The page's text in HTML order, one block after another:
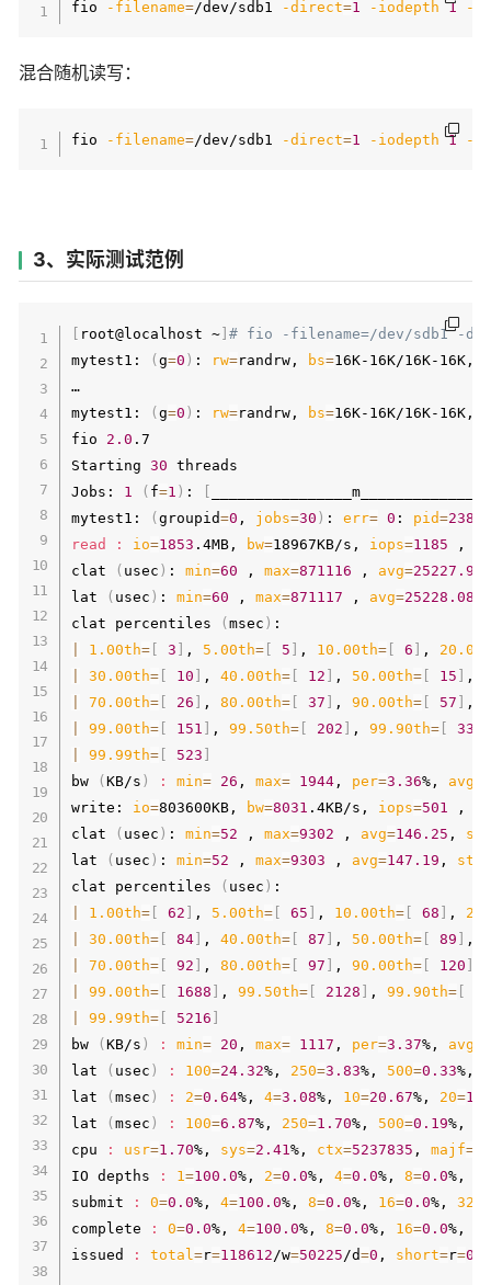
fio -filename=/dev/sdb1 -direct=1 -iodepth 1 -
混合随机读写：
fio -filename=/dev/sdb1 -direct=1 -iodepth 1 -
3、实际测试范例
root@localhost ~ ]# fio -filename=/dev/sdb1 -
mytest1:
(g=0 ) : rw=randrw, bs=16K-16K/16K-16K,
…
mytest1:
(g=0 ) : rw=randrw, bs=16K-16K/16K-16K,
fio 2.0 .7
Starting 30 threads
Jobs: 1 ( f=1 ) : ________________m_____________
mytest1:
(groupid=0 , jobs=30 ) : err= 0 : pid=
read
: io=1853 .4MB, bw=18967KB/s, iops=1185 ,
clat
( usec ) : min=60 , max=871116 , avg=25227.91
lat
( usec ) : min=60 , max=871117 , avg=25228.08
clat percentiles
(msec )
1.00th= 3 , 5.00th= 5 , 10.00th= 6 ,
30.00th= 10 , 40.00th= 12 , 50.00th= 15 ,
70.00th= 26 , 80.00th= 37 , 90.00th= 57 ,
99.00th= 151 , 99.50th= 202 , 99.90th= 338
99.99th= 523
bw
(KB/s ) : min= 26 , max= 1944 , per=3.36%, avg
write: io=803600KB, bw=8031 .4KB/s, iops=501 ,
clat
( usec ) : min=52 , max=9302 , avg=146.25 ,
lat
( usec ) : min=52 , max=9303 , avg=147.19 ,
clat percentiles
( usec )
1.00th= 62 , 5.00th= 65 , 10.00th= 68 ,
30.00th= 84 , 40.00th= 87 , 50.00th= 89 ,
70.00th= 92 , 80.00th= 97 , 90.00th= 120
99.00th= 1688 , 99.50th= 2128 , 99.90th=
99.99th= 5216
bw
(KB/s ) : min= 20 , max= 1117 , per=3.37%, avg
lat
( usec ) : 100=24.32%, 250=3.83%, 500=0.33%,
lat
(msec ) : 2=0.64%, 4=3.08%, 10=20.67%, 20=
lat
(msec ) : 100=6.87%, 250=1.70%, 500=0.19%,
cpu
: usr=1.70%, sys=2.41%, ctx=5237835 , majf=
IO depths
: 1=100.0%, 2=0.0%, 4=0.0%, 8=0.0%,
submit
: 0=0.0%, 4=100.0%, 8=0.0%, 16=0.0%, 32
complete
: 0=0.0%, 4=100.0%, 8=0.0%, 16=0.0%,
issued
: total=r=118612 /w=50225 /d=0 , short=r=0